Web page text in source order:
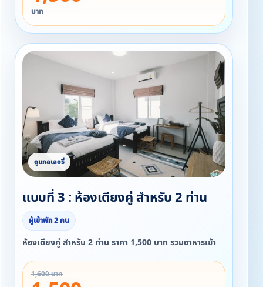
บาท
แบบที่ 3 : ห้องเตียงคู่ สำหรับ 2 ท่าน
ผู้เข้าพัก 2 คน
ห้องเตียงคู่ สำหรับ 2 ท่าน ราคา 1,500 บาท รวมอาหารเช้า
1,600 บาท